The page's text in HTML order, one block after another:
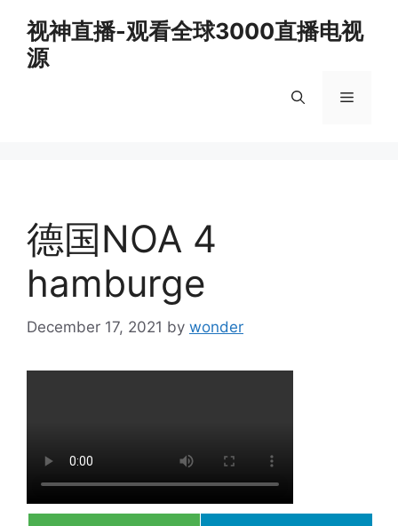
content
视神直播-观看全球3000直播电视
源
Menu
德国NOA 4
hamburge
December 17, 2021 by wonder